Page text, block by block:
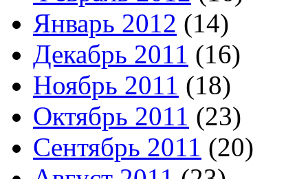
Январь 2012 (14)
Декабрь 2011 (16)
Ноябрь 2011 (18)
Октябрь 2011 (23)
Сентябрь 2011 (20)